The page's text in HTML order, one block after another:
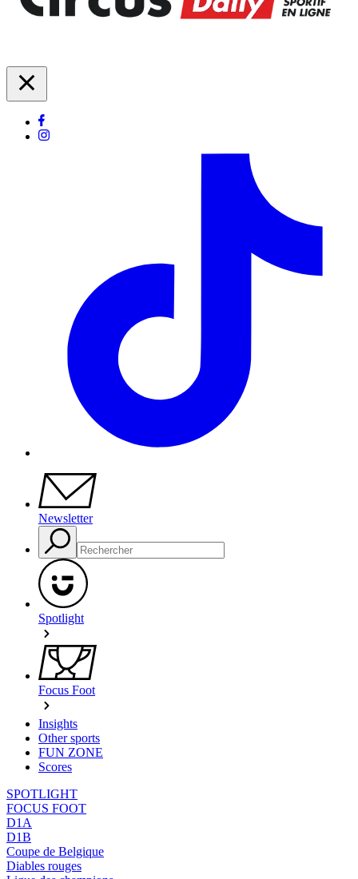
Newsletter
Spotlight
Focus Foot
Insights
Other sports
FUN ZONE
Scores
SPOTLIGHT
FOCUS FOOT
D1A
D1B
Coupe de Belgique
Diables rouges